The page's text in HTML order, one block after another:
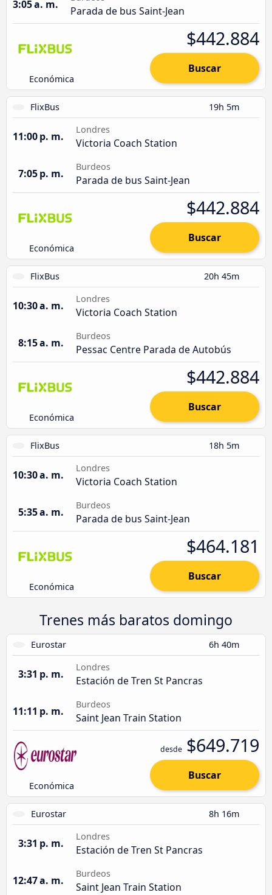
3:05 a. m. Parada de bus Saint-Jean
Económica
$442.884
Buscar
FlixBus 19h 5m
11:00 p. m.
Londres
Victoria Coach Station
7:05 p. m.
Burdeos
Parada de bus Saint-Jean
Económica
$442.884
Buscar
FlixBus 20h 45m
10:30 a. m.
Londres
Victoria Coach Station
8:15 a. m.
Burdeos
Pessac Centre Parada de Autobús
Económica
$442.884
Buscar
FlixBus 18h 5m
10:30 a. m.
Londres
Victoria Coach Station
5:35 a. m.
Burdeos
Parada de bus Saint-Jean
Económica
$464.181
Buscar
Trenes más baratos domingo
Eurostar 6h 40m
3:31 p. m.
Londres
Estación de Tren St Pancras
11:11 p. m.
Burdeos
Saint Jean Train Station
Económica
desde $649.719
Buscar
Eurostar 8h 16m
3:31 p. m.
Londres
Estación de Tren St Pancras
12:47 a. m.
Burdeos
Saint Jean Train Station